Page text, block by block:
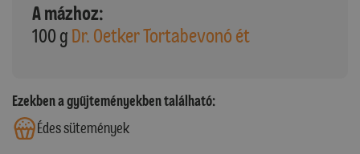
A mázhoz:
100 g Dr. Oetker Tortabevonó ét
Ezekben a gyűjteményekben található:
Édes sütemények